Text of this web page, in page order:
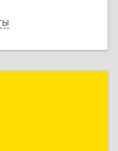
г, Ленина